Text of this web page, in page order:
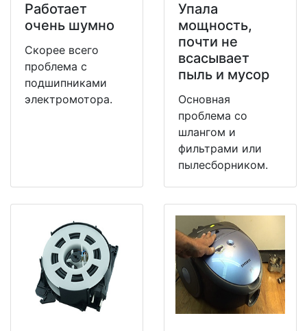
Работает
очень шумно
Скорее всего
проблема с
подшипниками
электромотора.
Упала
мощность,
почти не
всасывает
пыль и мусор
Основная
проблема со
шлангом и
фильтрами или
пылесборником.